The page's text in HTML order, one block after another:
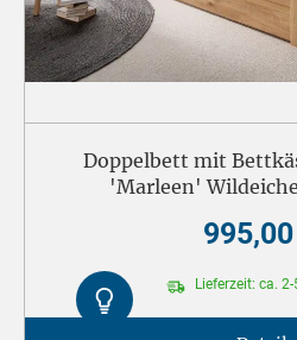
Doppelbett mit
'Marleen'
Lieferzeit: ca.
Kontrast